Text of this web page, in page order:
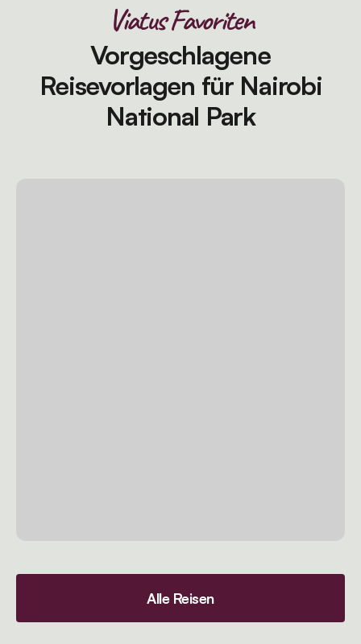
Viatus Favoriten
Vorgeschlagene
Reisevorlagen für Nairobi
National Park
Alle Reisen